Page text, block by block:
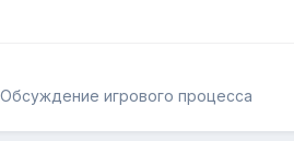
Обсуждение игрового процесса